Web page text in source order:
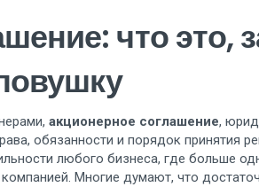
что это,
акционерное соглашение,
обязанности и порядок принятия
любого бизнеса, где больше
Многие думают, что